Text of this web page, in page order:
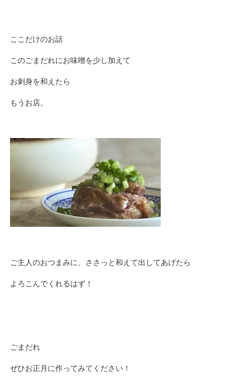
ここだけのお話
このごまだれにお味噌を少し加えて
お刺身を和えたら
もうお店。
ご主人のおつまみに、ささっと和えて出してあげたら
よろこんでくれるはず！
ごまだれ
ぜひお正月に作ってみてください！